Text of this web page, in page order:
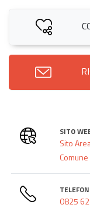
SITO
Sito
Comune
0825